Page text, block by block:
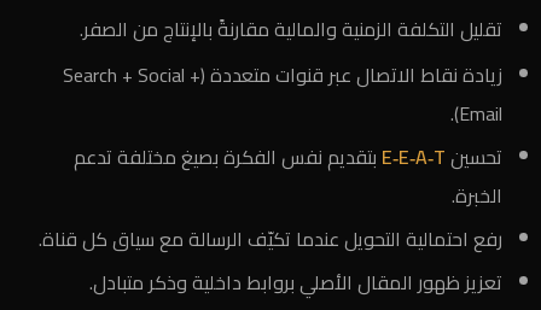
تقليل التكلفة الزمنية والمالية مقارنةً بالإنتاج من الصفر.
زيادة نقاط الاتصال عبر قنوات متعددة (Search + Social +
Email).
تحسينE‑E‑A‑T بتقديم نفس الفكرة بصيغ مختلفة تدعم
الخبرة.
رفع احتمالية التحويل عندما تكيّف الرسالة مع سياق كل قناة.
تعزيز ظهور المقال الأصلي بروابط داخلية وذكر متبادل.